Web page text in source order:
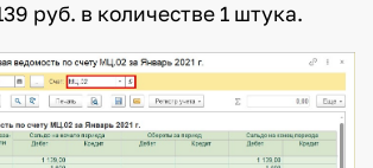
руб. в количестве 1 штука.